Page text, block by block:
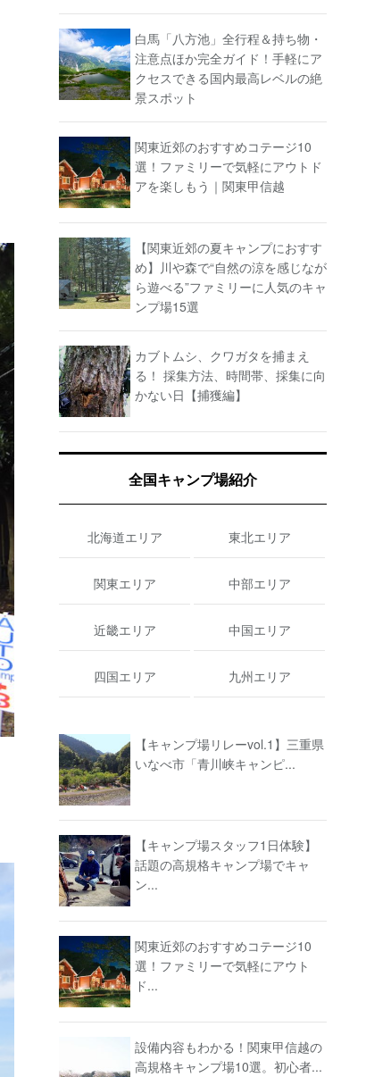
白馬「八方池」全行程＆持ち物・
注意点ほか完全ガイド！手軽にア
クセスできる国内最高レベルの絶
景スポット
関東近郊のおすすめコテージ10
選！ファミリーで気軽にアウトド
アを楽しもう｜関東甲信越
【関東近郊の夏キャンプにおすす
め】川や森で“自然の涼を感じなが
ら遊べる”ファミリーに人気のキャ
ンプ場15選
カブトムシ、クワガタを捕まえ
る！ 採集方法、時間帯、採集に向
かない日【捕獲編】
全国キャンプ場紹介
北海道エリア 東北エリア
関東エリア 中部エリア
近畿エリア 中国エリア
四国エリア 九州エリア
【キャンプ場リレーvol.1】三重県
いなべ市「青川峡キャンピ...
【キャンプ場スタッフ1日体験】
話題の高規格キャンプ場でキャ
ン...
関東近郊のおすすめコテージ10
選！ファミリーで気軽にアウト
ド...
設備内容もわかる！関東甲信越の
高規格キャンプ場10選。初心者...